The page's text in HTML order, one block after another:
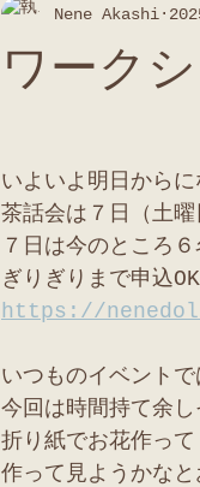
ワーク
Nene Akashi
いよいよ明日から
茶話会は７日（土
７日は今のところ
ぎりぎりまで申込
https://
いつものイベント
今回は時間持て余
折り紙でお花作っ
作って見ようかな